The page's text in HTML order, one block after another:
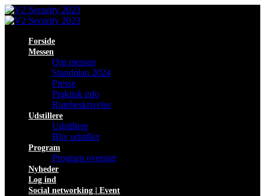
Forside
Messen
Om messen
Standplan 2024
Presse
Praktisk info
Rutebeskrivelse
Udstillere
Udstillere
Bliv udstiller
Program
Program oversigt
Nyheder
Log ind
Social networking | Event